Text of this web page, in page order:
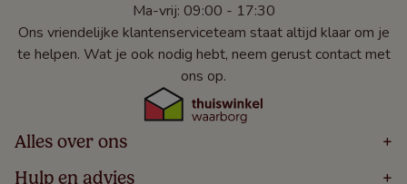
Ma-vrij: 09:00 - 17:30
Ons vriendelijke klantenserviceteam staat altijd klaar om je
te helpen. Wat je ook nodig hebt, neem gerust contact met
ons op.
Alles over ons +
Home
Hulp en advies +